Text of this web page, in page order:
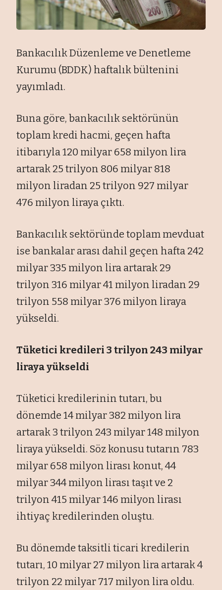
Bankacılık Düzenleme ve Denetleme
Kurumu (BDDK) haftalık bültenini
yayımladı.
Buna göre, bankacılık sektörünün
toplam kredi hacmi, geçen hafta
itibarıyla 120 milyar 658 milyon lira
artarak 25 trilyon 806 milyar 818
milyon liradan 25 trilyon 927 milyar
476 milyon liraya çıktı.
Bankacılık sektöründe toplam mevduat
ise bankalar arası dahil geçen hafta 242
milyar 335 milyon lira artarak 29
trilyon 316 milyar 41 milyon liradan 29
trilyon 558 milyar 376 milyon liraya
yükseldi.
Tüketici kredileri 3 trilyon 243 milyar
liraya yükseldi
Tüketici kredilerinin tutarı, bu
dönemde 14 milyar 382 milyon lira
artarak 3 trilyon 243 milyar 148 milyon
liraya yükseldi. Söz konusu tutarın 783
milyar 658 milyon lirası konut, 44
milyar 344 milyon lirası taşıt ve 2
trilyon 415 milyar 146 milyon lirası
ihtiyaç kredilerinden oluştu.
Bu dönemde taksitli ticari kredilerin
tutarı, 10 milyar 27 milyon lira artarak 4
trilyon 22 milyar 717 milyon lira oldu.